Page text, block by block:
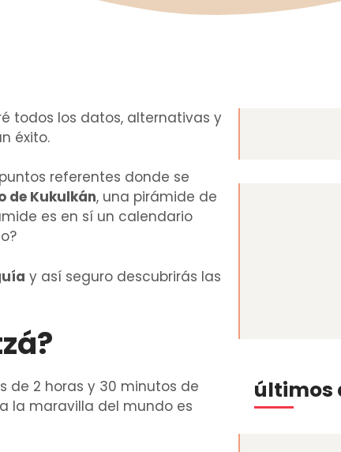
todos los datos, alternativas y
éxito.
referentes donde se
de Kukulkán, una pirámide de
es en sí un calendario
y así seguro descubrirás las
de 2 horas y 30 minutos de
la maravilla del mundo es
últimos